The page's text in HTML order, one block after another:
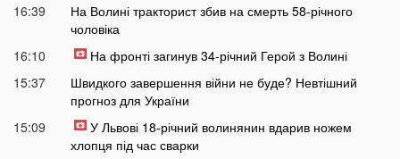
16:39
На Волині тракторист збив на смерть 58-річного
чоловіка
16:10
На фронті загинув 34-річний Герой з Волині
15:37
Швидкого завершення війни не буде? Невтішний
прогноз для України
15:09
У Львові 18-річний волинянин вдарив ножем
хлопця під час сварки